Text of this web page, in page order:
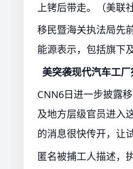
上铐后带走。（美联社
移民暨海关执法局先
能源表示，包括旗下
美突袭现代汽车工厂
CNN6日进一步披露
及地方层级官员进入
的消息很快传开，让
匿名被捕工人描述，